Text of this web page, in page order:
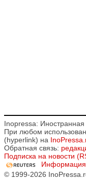
Inopressa:
При любом
(hyperlink) на
Обратная связь:
Подписка на новости
Информация
© 1999-2026